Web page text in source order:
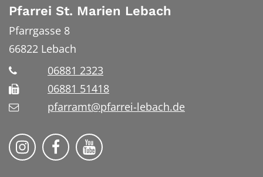
Pfarrei St. Marien Lebach
Pfarrgasse 8
66822 Lebach
06881 2323
06881 51418
pfarramt@pfarrei-lebach.de
Bistum Trier auf Instragram
Bistum Trier auf Facebook
Bistum Trier auf YouTube